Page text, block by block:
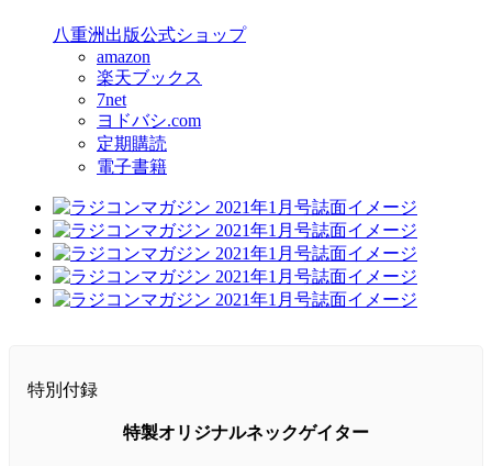
八重洲出版公式ショップ
amazon
楽天ブックス
7net
ヨドバシ.com
定期購読
電子書籍
特別付録
特製オリジナルネックゲイター